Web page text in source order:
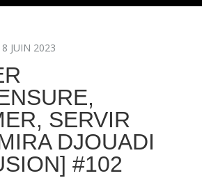
8 JUIN 2023
SERVIR
DJOUADI
#102